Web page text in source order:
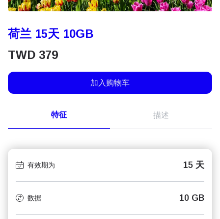
荷兰 15天 10GB
TWD 379
加入购物车
特征 描述
有效期为 15 天
数据 10 GB